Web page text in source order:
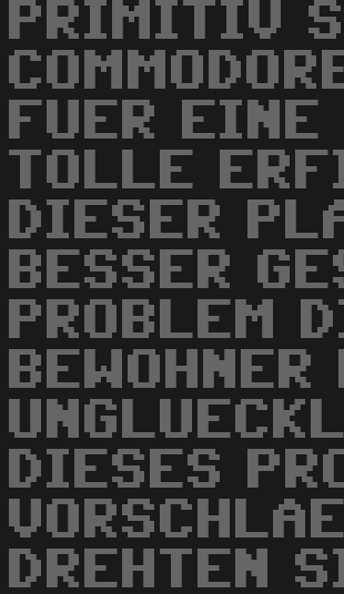
PRIMITIV
FUER EINE
TOLLE
DIESER
BESSER
PROBLEM
DIESES
DREHTEN